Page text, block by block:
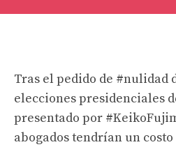
Tras el pedido de #nulidad
elecciones presidenciales
presentado por
abogados tendrían un